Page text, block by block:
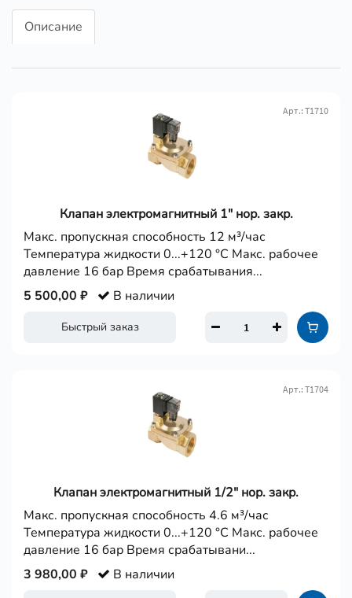
Описание
Клапан электромагнитный 1" нор. закр.
Арт.: Т1710
Макс. пропускная способность 12 м³/час
Температура жидкости 0...+120 °С Макс. рабочее
давление 16 бар Время срабатывания...
Быстрый заказ
5 500,00 ₽ В наличии
Клапан электромагнитный 1/2" нор. закр.
Арт.: Т1704
Макс. пропускная способность 4.6 м³/час
Температура жидкости 0...+120 °С Макс. рабочее
давление 16 бар Время срабатывани...
3 980,00 ₽ В наличии